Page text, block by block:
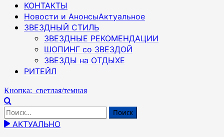
КОНТАКТЫ
Новости и АнонсыАктуальное
ЗВЕЗДНЫЙ СТИЛЬ
ЗВЕЗДНЫЕ РЕКОМЕНДАЦИИ
ШОПИНГ со ЗВЕЗДОЙ
ЗВЕЗДЫ на ОТДЫХЕ
РИТЕЙЛ
Кнопка: светлая/темная
Найти:
АКТУАЛЬНО